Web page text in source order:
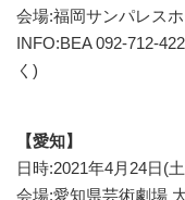
会場:福岡サンパレス
INFO:BEA 092-712-
く)
【愛知】
日時:2021年4月24日(
会場:愛知県芸術劇場